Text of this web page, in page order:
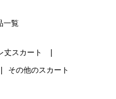
一覧
丈スカート
その他のスカート